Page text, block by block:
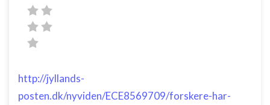
http://jyllands-
posten.dk/nyviden/ECE8569709/forskere-har-